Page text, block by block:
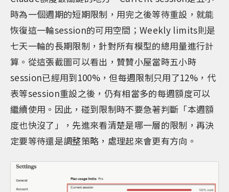
時為一個週期的短期限制，用完之後等待重設，就能
恢復這一輪session的可用空間；Weekly limits則是
七天一輪的長期限制，針對所有模型的總用量進行計
算。從這張截圖可以看出，贊贊小屋當時五小時
session已經用到100%，但每週限制只用了12%，代
表等session重設之後，仍有相當多的每週額度可以
繼續使用。因此，碰到限制時不要急著判斷「本週額
度也快沒了」，先進來看清楚是哪一層的限制，再決
定要等待還是調整策略，處理起來會更有方向。